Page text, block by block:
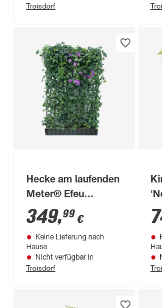
Troisdorf
Hecke am laufenden
Meter® Efeu
'Woerneri'/Clematis
violett 180 x 120 cm
349,99 €
Keine Lieferung nach
Hause
Nicht verfügbar in
Troisdorf